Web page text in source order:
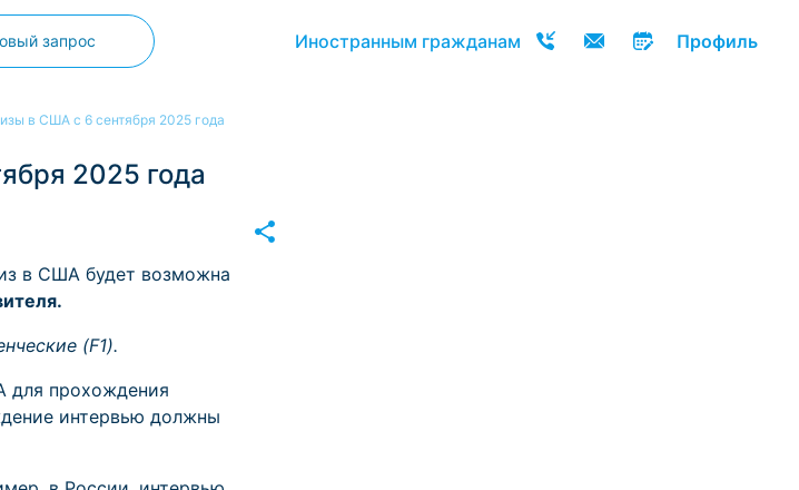
Иностранным гражданам Профиль
в США с 6 сентября 2025 года
2025 года
в США будет возможна
(F1).
для прохождения
интервью должны